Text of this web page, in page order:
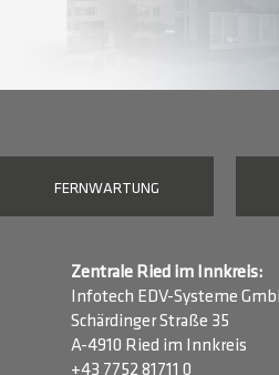
FERNWARTUNG
Zentrale Ried im Innkreis:
Infotech EDV-Systeme
Schärdinger Straße 35
A-4910 Ried im Innkreis
+43 7752 81711 0